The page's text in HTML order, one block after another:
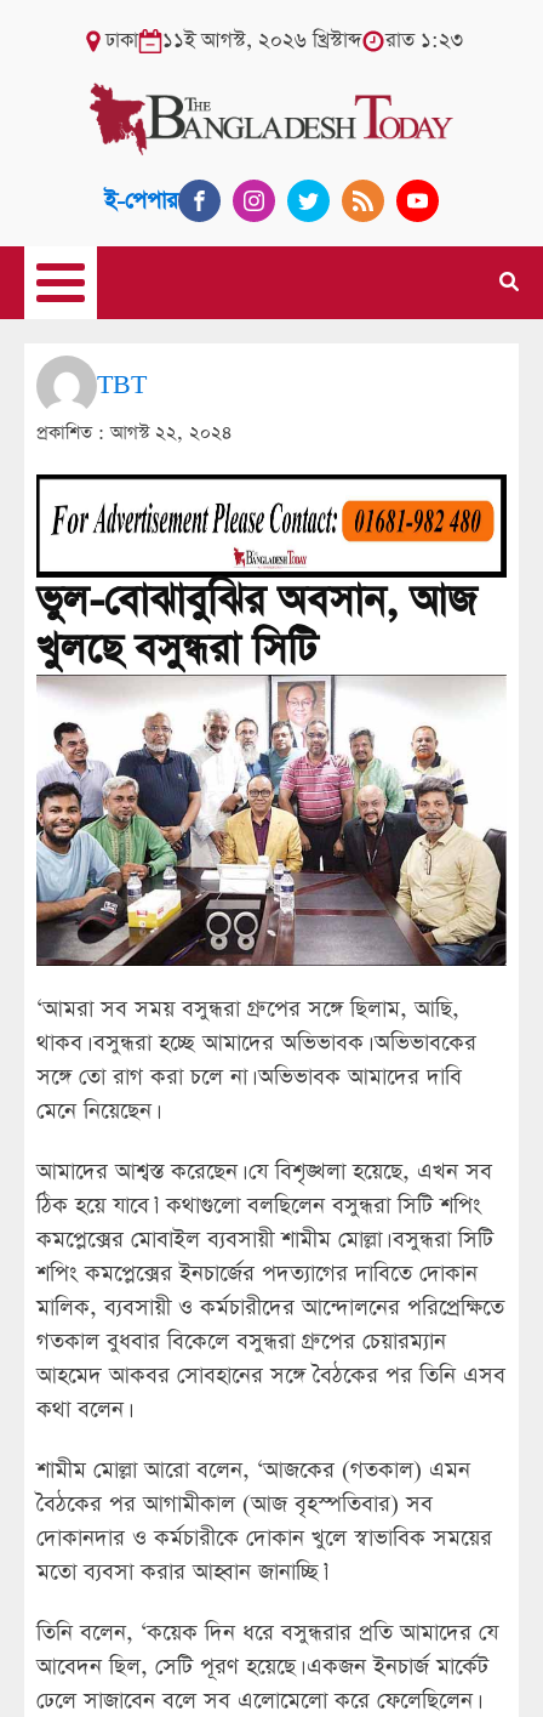
ঢাকা ১১ই আগস্ট, ২০২৬ খ্রিস্টাব্দ রাত ১:২৩
ই-পেপার
TBT
প্রকাশিত :আগস্ট ২২, ২০২৪
ভুল-বোঝাবুঝির অবসান, আজ
খুলছে বসুন্ধরা সিটি
‘আমরা সব সময় বসুন্ধরা গ্রুপের সঙ্গে ছিলাম, আছি,
থাকব। বসুন্ধরা হচ্ছে আমাদের অভিভাবক। অভিভাবকের
সঙ্গে তো রাগ করা চলে না। অভিভাবক আমাদের দাবি
মেনে নিয়েছেন।
আমাদের আশ্বস্ত করেছেন। যে বিশৃঙ্খলা হয়েছে, এখন সব
ঠিক হয়ে যাবে।’ কথাগুলো বলছিলেন বসুন্ধরা সিটি শপিং
কমপ্লেক্সের মোবাইল ব্যবসায়ী শামীম মোল্লা। বসুন্ধরা সিটি
শপিং কমপ্লেক্সের ইনচার্জের পদত্যাগের দাবিতে দোকান
মালিক, ব্যবসায়ী ও কর্মচারীদের আন্দোলনের পরিপ্রেক্ষিতে
গতকাল বুধবার বিকেলে বসুন্ধরা গ্রুপের চেয়ারম্যান
আহমেদ আকবর সোবহানের সঙ্গে বৈঠকের পর তিনি এসব
কথা বলেন।
শামীম মোল্লা আরো বলেন, ‘আজকের (গতকাল) এমন
বৈঠকের পর আগামীকাল (আজ বৃহস্পতিবার) সব
দোকানদার ও কর্মচারীকে দোকান খুলে স্বাভাবিক সময়ের
মতো ব্যবসা করার আহ্বান জানাচ্ছি।’
তিনি বলেন, ‘কয়েক দিন ধরে বসুন্ধরার প্রতি আমাদের যে
আবেদন ছিল, সেটি পূরণ হয়েছে। একজন ইনচার্জ মার্কেট
ঢেলে সাজাবেন বলে সব এলোমেলো করে ফেলেছিলেন।